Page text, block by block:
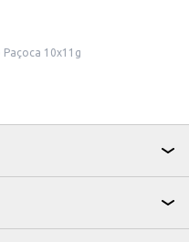
Paçoca 10x11g